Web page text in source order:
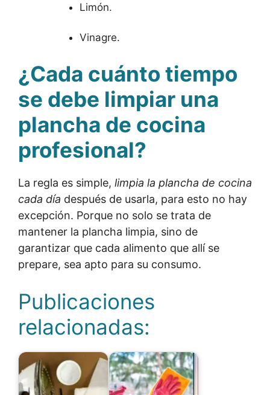
Limón.
Vinagre.
¿Cada cuánto tiempo
se debe limpiar una
plancha de cocina
profesional?
La regla es simple, limpia la plancha de cocina
cada día después de usarla, para esto no hay
excepción. Porque no solo se trata de
mantener la plancha limpia, sino de
garantizar que cada alimento que allí se
prepare, sea apto para su consumo.
Publicaciones
relacionadas: